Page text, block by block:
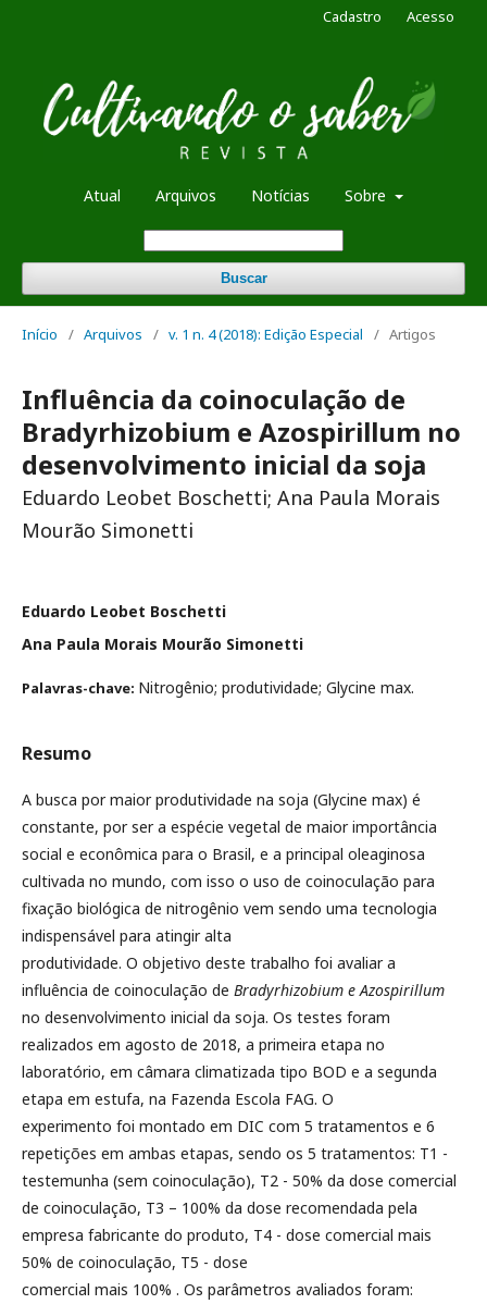
Atual Arquivos Notícias Sobre
Buscar
Cadastro Acesso
Início / Arquivos / v. 1 n. 4 (2018): Edição Especial / Artigos
Influência da coinoculação de
Bradyrhizobium e Azospirillum no
desenvolvimento inicial da soja
Eduardo Leobet Boschetti; Ana Paula Morais
Mourão Simonetti
Eduardo Leobet Boschetti
Ana Paula Morais Mourão Simonetti
Palavras-chave: Nitrogênio; produtividade; Glycine max.
Resumo
A busca por maior produtividade na soja (Glycine max) é
constante, por ser a espécie vegetal de maior importância
social e econômica para o Brasil, e a principal oleaginosa
cultivada no mundo, com isso o uso de coinoculação para
fixação biológica de nitrogênio vem sendo uma tecnologia
indispensável para atingir alta
produtividade. O objetivo deste trabalho foi avaliar a
influência de coinoculação de Bradyrhizobium eAzospirillum
no desenvolvimento inicial da soja. Os testes foram
realizados em agosto de 2018, a primeira etapa no
laboratório, em câmara climatizada tipo BOD e a segunda
etapa em estufa, na Fazenda Escola FAG. O
experimento foi montado em DIC com 5 tratamentos e 6
repetições em ambas etapas, sendo os 5 tratamentos: T1 -
testemunha (sem coinoculação), T2 - 50% da dose comercial
de coinoculação, T3 – 100% da dose recomendada pela
empresa fabricante do produto, T4 - dose comercial mais
50% de coinoculação, T5 - dose
comercial mais 100% . Os parâmetros avaliados foram: